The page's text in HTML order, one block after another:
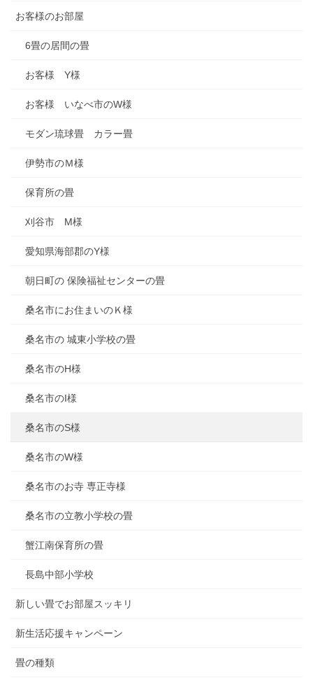
お客様のお部屋
6畳の居間の畳
お客様 Y様
お客様 いなべ市のW様
モダン琉球畳 カラー畳
伊勢市のＭ様
保育所の畳
刈谷市 M様
愛知県海部郡のY様
朝日町の 保険福祉センターの畳
桑名市にお住まいのＫ様
桑名市の 城東小学校の畳
桑名市のH様
桑名市のI様
桑名市のS様
桑名市のW様
桑名市のお寺 専正寺様
桑名市の立教小学校の畳
蟹江南保育所の畳
長島中部小学校
新しい畳でお部屋スッキリ
新生活応援キャンペーン
畳の種類